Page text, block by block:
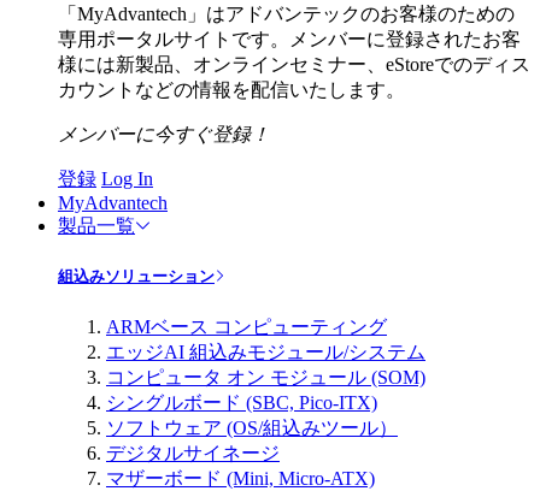
「MyAdvantech」はアドバンテックのお客様のための
専用ポータルサイトです。メンバーに登録されたお客
様には新製品、オンラインセミナー、eStoreでのディス
カウントなどの情報を配信いたします。
メンバーに今すぐ登録！
登録 Log In
MyAdvantech
製品一覧
組込みソリューション
ARMベース コンピューティング
エッジAI 組込みモジュール/システム
コンピュータ オン モジュール (SOM)
シングルボード (SBC, Pico-ITX)
ソフトウェア (OS/組込みツール）
デジタルサイネージ
マザーボード (Mini, Micro-ATX)